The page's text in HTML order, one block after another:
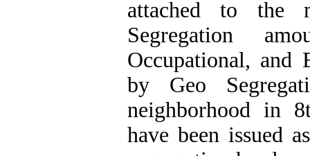
attached to the
Segregation
Occupational, and
by Geo
neighborhood in
have been issued